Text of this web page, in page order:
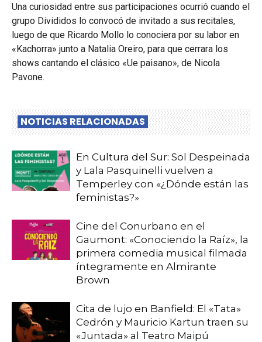
Una curiosidad entre sus participaciones ocurrió cuando el
grupo Divididos lo convocó de invitado a sus recitales,
luego de que Ricardo Mollo lo conociera por su labor en
«Kachorra» junto a Natalia Oreiro, para que cerrara los
shows cantando el clásico «Ue paisano», de Nicola
Pavone.
NOTICIAS RELACIONADAS
En Cultura del Sur: Sol Despeinada
y Lala Pasquinelli vuelven a
Temperley con «¿Dónde están las
feministas?»
Cine del Conurbano en el
Gaumont: «Conociendo la Raíz», la
primera comedia musical filmada
íntegramente en Almirante
Brown
Cita de lujo en Banfield: El «Tata»
Cedrón y Mauricio Kartun traen su
«Juntada» al Teatro Maipú